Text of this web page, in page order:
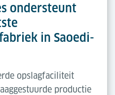
ondersteunt
in Saoedi-
opslagfaciliteit
productie